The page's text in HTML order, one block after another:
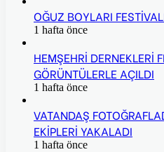
OĞUZ BOYLARI
1 hafta önce
HEMŞEHRİ DERNEKLERİ
GÖRÜNTÜLERLE AÇILDI
1 hafta önce
VATANDAŞ
EKİPLERİ YAKALADI
1 hafta önce